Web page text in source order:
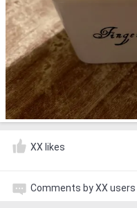
XX likes
Comments by XX users